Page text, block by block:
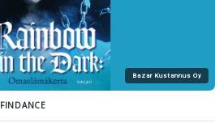
Bazar Kustannus Oy
FINDANCE